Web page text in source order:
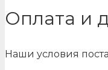
Оплата и
Наши условия